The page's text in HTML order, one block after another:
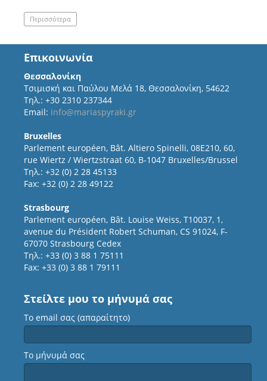
Περισσότερα
Επικοινωνία
Θεσσαλονίκη
Τσιμισκή και Παύλου Μελά 18, Θεσσαλονίκη, 54622
Τηλ.: +30 2310 237344
Email: info@mariaspyraki.gr
Bruxelles
Parlement européen, Bât. Altiero Spinelli, 08E210, 60,
rue Wiertz / Wiertzstraat 60, B-1047 Bruxelles/Brussel
Τηλ.: +32 (0) 2 28 45133
Fax: +32 (0) 2 28 49122
Strasbourg
Parlement européen, Bât. Louise Weiss, T10037, 1,
avenue du Président Robert Schuman, CS 91024, F-
67070 Strasbourg Cedex
Τηλ.: +33 (0) 3 88 1 75111
Fax: +33 (0) 3 88 1 79111
Στείλτε μου το μήνυμά σας
Το email σας (απαραίτητο)
Το μήνυμά σας